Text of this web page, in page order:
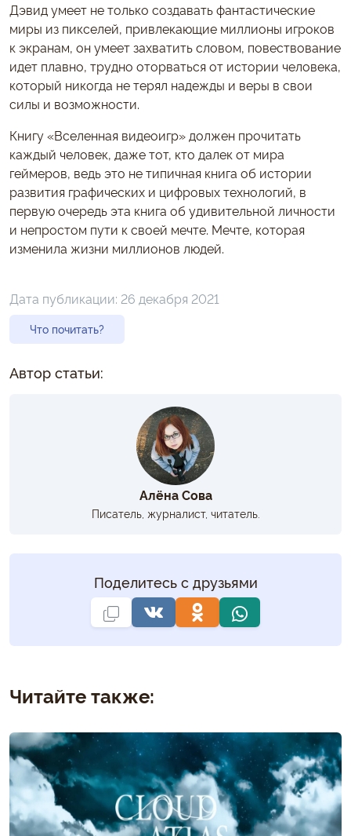
Дэвид умеет не только создавать фантастические
миры из пикселей, привлекающие миллионы игроков
к экранам, он умеет захватить словом, повествование
идет плавно, трудно оторваться от истории человека,
который никогда не терял надежды и веры в свои
силы и возможности.
Книгу «Вселенная видеоигр» должен прочитать
каждый человек, даже тот, кто далек от мира
геймеров, ведь это не типичная книга об истории
развития графических и цифровых технологий, в
первую очередь эта книга об удивительной личности
и непростом пути к своей мечте. Мечте, которая
изменила жизни миллионов людей.
Дата публикации: 26 декабря 2021
Что почитать?
Автор статьи:
Алёна Сова
Писатель, журналист, читатель.
Поделитесь с друзьями
Читайте также: